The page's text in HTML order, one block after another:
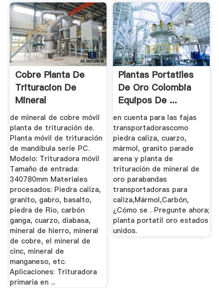
Cobre Planta De
Trituracion De
Mineral
de mineral de cobre móvil
planta de trituración de.
Planta móvil de trituración
de mandíbula serie PC.
Modelo: Trituradora móvil
Tamaño de entrada:
340780mm Materiales
procesados: Piedra caliza,
granito, gabro, basalto,
piedra de Rio, carbón
ganga, cuarzo, diabasa,
mineral de hierro, mineral
de cobre, el mineral de
cinc, mineral de
manganeso, etc.
Aplicaciones: Trituradora
primaria en ...
Plantas Portatiles
De Oro Colombia
Equipos De ...
en cuenta para las fajas
transportadorascomo
piedra caliza, cuarzo,
mármol, granito parade
arena y planta de
trituración de mineral de
oro parabandas
transportadoras para
caliza,Mármol,Carbón,
¿Cómo se . Pregunte ahora;
planta portatil oro estados
unidos.